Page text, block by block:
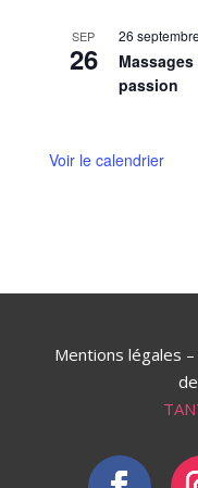
SEP
26
26
passion
Voir le calendrier
Mentions légales